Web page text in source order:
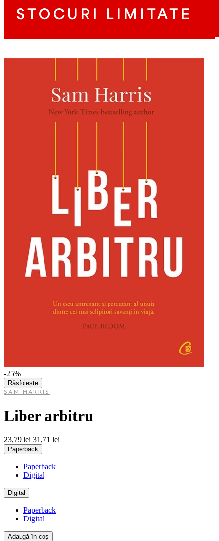
-25%
Răsfoiește
SAM HARRIS
Liber arbitru
23,79 lei 31,71 lei
Paperback
Paperback
Digital
Digital
Paperback
Digital
Adaugă în coș